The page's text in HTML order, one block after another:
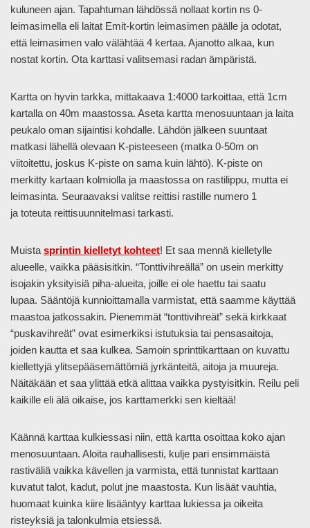
kuluneen ajan. Tapahtuman lähdössä nollaat kortin ns 0-
leimasimella eli laitat Emit-kortin leimasimen päälle ja odotat,
että leimasimen valo välähtää 4 kertaa. Ajanotto alkaa, kun
nostat kortin. Ota karttasi valitsemasi radan ämpäristä.
Kartta on hyvin tarkka, mittakaava 1:4000 tarkoittaa, että 1cm
kartalla on 40m maastossa. Aseta kartta menosuuntaan ja laita
peukalo oman sijaintisi kohdalle. Lähdön jälkeen suuntaat
matkasi lähellä olevaan K-pisteeseen (matka 0-50m on
viitoitettu, joskus K-piste on sama kuin lähtö). K-piste on
merkitty kartaan kolmiolla ja maastossa on rastilippu, mutta ei
leimasinta. Seuraavaksi valitse reittisi rastille numero 1
ja toteuta reittisuunnitelmasi tarkasti.
Muistasprintin kielletyt kohteet! Et saa mennä kielletylle
alueelle, vaikka pääsisitkin. “Tonttivihreällä” on usein merkitty
isojakin yksityisiä piha-alueita, joille ei ole haettu tai saatu
lupaa. Sääntöjä kunnioittamalla varmistat, että saamme käyttää
maastoa jatkossakin. Pienemmät “tonttivihreät” sekä kirkkaat
“puskavihreät” ovat esimerkiksi istutuksia tai pensasaitoja,
joiden kautta et saa kulkea. Samoin sprinttikarttaan on kuvattu
kiellettyjä ylitsepääsemättömiä jyrkänteitä, aitoja ja muureja.
Näitäkään et saa ylittää etkä alittaa vaikka pystyisitkin. Reilu peli
kaikille eli älä oikaise, jos karttamerkki sen kieltää!
Käännä karttaa kulkiessasi niin, että kartta osoittaa koko ajan
menosuuntaan. Aloita rauhallisesti, kulje pari ensimmäistä
rastiväliä vaikka kävellen ja varmista, että tunnistat karttaan
kuvatut talot, kadut, polut jne maastosta. Kun lisäät vauhtia,
huomaat kuinka kiire lisääntyy karttaa lukiessa ja oikeita
risteyksiä ja talonkulmia etsiessä.